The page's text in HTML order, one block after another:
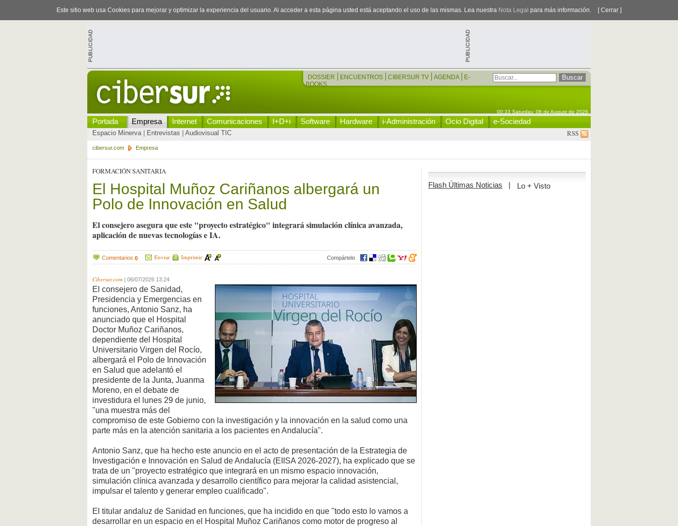
Este sitio web usa Cookies para mejorar y optimizar la experiencia del usuario. Al acceder a esta página usted está aceptando el uso de las mismas. Lea nuestra Nota Legal para más información. [ Cerrar ]
DOSSIER ENCUENTROS CIBERSUR TV AGENDA
E-
BOOKS
00:33 Saturday, 08 de August de 2026
Portada Empresa Internet Comunicaciones I+D+i Software Hardware i-Administración Ocio Digital e-Sociedad
Espacio Minerva| Entrevistas Audiovisual TIC RSS
cibersur.com Empresa
FORMACIÓN SANITARIA
El Hospital Muñoz Cariñanos albergará un
Polo de Innovación en Salud
El consejero asegura que este "proyecto estratégico" integrará simulación clínica avanzada,
aplicación de nuevas tecnologías e IA.
Comentarios 0 Enviar Imprimir Compártelo
Cibersur.com 06/07/2026 13:24
El consejero de Sanidad,
Presidencia y Emergencias en
funciones, Antonio Sanz, ha
anunciado que el Hospital
Doctor Muñoz Cariñanos,
dependiente del Hospital
Universitario Virgen del Rocío,
albergará el Polo de Innovación
en Salud que adelantó el
presidente de la Junta, Juanma
Moreno, en el debate de
investidura el lunes 29 de junio,
"una muestra más del
compromiso de este Gobierno con la investigación y la innovación en la salud como una
parte más en la atención sanitaria a los pacientes en Andalucía".
Antonio Sanz, que ha hecho este anuncio en el acto de presentación de la Estrategia de
Investigación e Innovación en Salud de Andalucía (EIISA 2026-2027), ha explicado que se
trata de un "proyecto estratégico que integrará en un mismo espacio innovación,
simulación clínica avanzada y desarrollo científico para mejorar la calidad asistencial,
impulsar el talento y generar empleo cualificado".
El titular andaluz de Sanidad en funciones, que ha incidido en que "todo esto lo vamos a
desarrollar en un espacio en el Hospital Muñoz Cariñanos como motor de progreso al
Flash Últimas Noticias | Lo + Visto